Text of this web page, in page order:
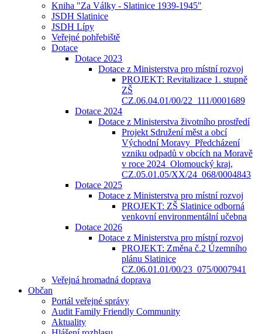
Kniha "Za Války - Slatinice 1939-1945"
JSDH Slatinice
JSDH Lípy
Veřejné pohřebiště
Dotace
Dotace 2023
Dotace z Ministerstva pro místní rozvoj
PROJEKT: Revitalizace 1. stupně
ZŠ
CZ.06.04.01/00/22_111/0001689
Dotace 2024
Dotace z Ministerstva životního prostředí
Projekt Sdružení měst a obcí
Východní Moravy_Předcházení
vzniku odpadů v obcích na Moravě
v roce 2024_Olomoucký kraj,
CZ.05.01.05/XX/24_068/0004843
Dotace 2025
Dotace z Ministerstva pro místní rozvoj
PROJEKT: ZŠ Slatinice odborná
venkovní environmentální učebna
Dotace 2026
Dotace z Ministerstva pro místní rozvoj
PROJEKT: Změna č.2 Územního
plánu Slatinice
CZ.06.01.01/00/23_075/0007941
Veřejná hromadná doprava
Občan
Portál veřejné správy
Audit Family Friendly Community
Aktuality